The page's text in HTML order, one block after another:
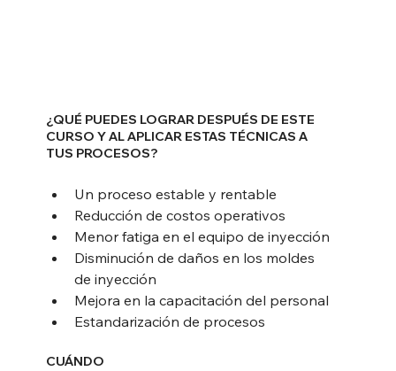
¿QUÉ PUEDES LOGRAR DESPUÉS DE ESTE
CURSO Y AL APLICAR ESTAS TÉCNICAS A
TUS PROCESOS?
Un proceso estable y rentable
Reducción de costos operativos
Menor fatiga en el equipo de inyección
Disminución de daños en los moldes
de inyección
Mejora en la capacitación del personal
Estandarización de procesos
CUÁNDO